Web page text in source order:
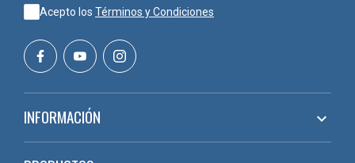
Acepto los Términos y Condiciones
INFORMACIÓN 